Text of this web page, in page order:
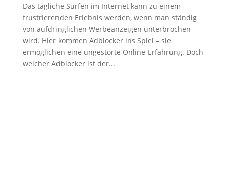
Das tägliche Surfen im Internet kann zu einem
frustrierenden Erlebnis werden, wenn man ständig
von aufdringlichen Werbeanzeigen unterbrochen
wird. Hier kommen Adblocker ins Spiel – sie
ermöglichen eine ungestörte Online-Erfahrung. Doch
welcher Adblocker ist der...